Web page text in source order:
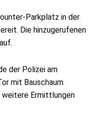
Parkplatz in der
Die hinzugerufenen
der Polizei am
mit Bauschaum
weitere Ermittlungen